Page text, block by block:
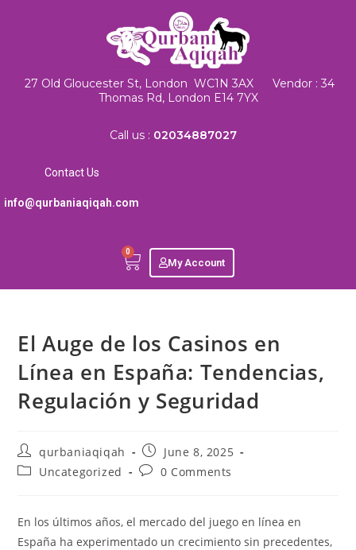
27 Old Gloucester St, London WC1N 3AX Vendor : 34
Thomas Rd, London E14 7YX
Call us : 02034887027
Contact Us
info@qurbaniaqiqah.com
0
My Account
El Auge de los Casinos en
Línea en España: Tendencias,
Regulación y Seguridad
qurbaniaqiqah
June 8, 2025
Uncategorized
0 Comments
En los últimos años, el mercado del juego en línea en
España ha experimentado un crecimiento sin precedentes,